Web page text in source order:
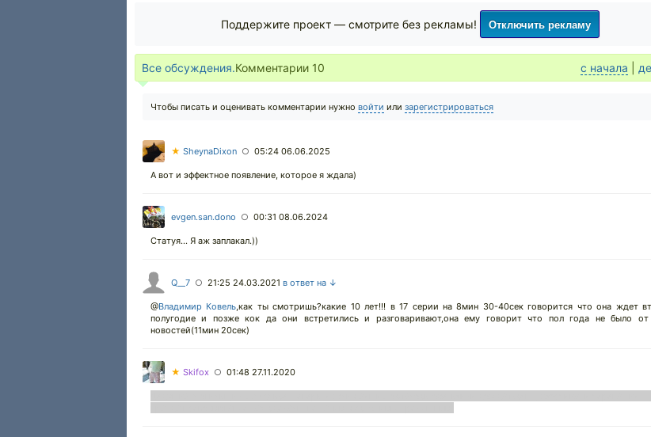
Поддержите проект — смотрите без рекламы! Отключить рекламу
Все обсуждения.Комментарии 10 с начала
Чтобы писать и оценивать комментарии нужно войти или зарегистрироваться
★ SheynaDixon ○ 05:24 06.06.2025
А вот и эффектное появление, которое я ждала)
evgen.san.dono ○ 00:31 08.06.2024
Статуя... Я аж заплакал.))
Q__7 ○ 21:25 24.03.2021 в ответ на ↓
@Владимир Ковель,как ты смотришь?какие 10 лет!!! в 17 серии на 8мин 30-40сек говорится что она ждет
полугодие и позже кок да они встретились и разговаривают,она ему говорит что пол года не было от
новостей(11мин 20сек)
★ Skifox ○ 01:48 27.11.2020